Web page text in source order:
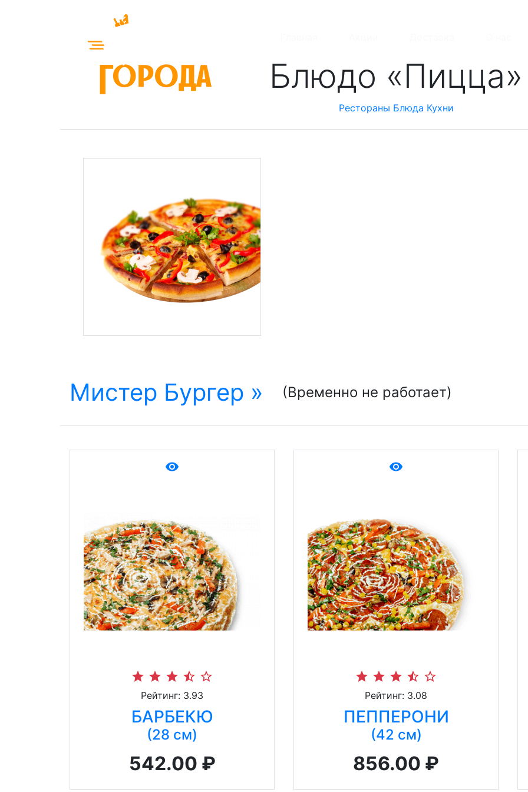
Блюдо «Пицца»
Рестораны Блюда Кухни
Мистер Бургер » (Временно не работает)
remove_red_eye
star star star star_half star_border
Рейтинг: 3.93
БАРБЕКЮ
(28 см)
542.00 ₽
remove_red_eye
star star star star_half star_border
Рейтинг: 3.08
ПЕППЕРОНИ
(42 см)
856.00 ₽